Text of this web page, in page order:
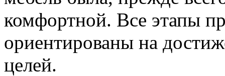
комфортной. Все этапы
ориентированы на
целей.